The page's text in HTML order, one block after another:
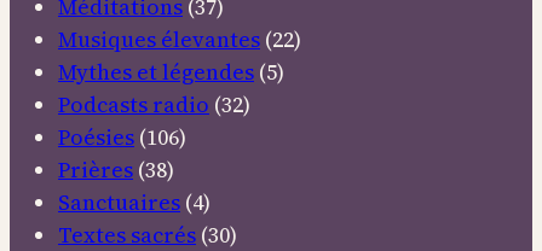
Méditations (37)
Musiques élevantes (22)
Mythes et légendes (5)
Podcasts radio (32)
Poésies (106)
Prières (38)
Sanctuaires (4)
Textes sacrés (30)